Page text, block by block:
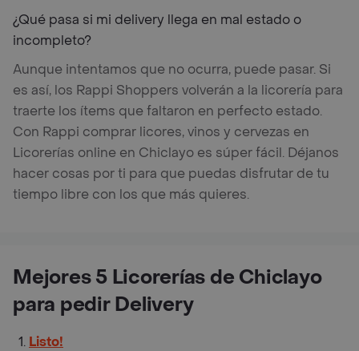
¿Qué pasa si mi delivery llega en mal estado o
incompleto?
Aunque intentamos que no ocurra, puede pasar. Si
es así, los Rappi Shoppers volverán a la licorería para
traerte los ítems que faltaron en perfecto estado.
Con Rappi comprar licores, vinos y cervezas en
Licorerías online en Chiclayo es súper fácil. Déjanos
hacer cosas por ti para que puedas disfrutar de tu
tiempo libre con los que más quieres.
Mejores 5 Licorerías de Chiclayo
para pedir Delivery
Listo!